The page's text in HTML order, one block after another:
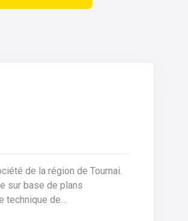
de la région de Tournai.
technique de